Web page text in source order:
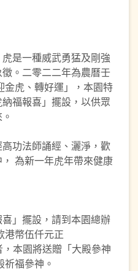
虎是一種威武勇猛及剛強
。二零二二年為農曆壬
金虎、轉好運」，本園特
福報喜」擺設，以供眾
高功法師誦經、灑淨，歡
為新一年虎年帶來健康
」擺設，請到本園總辦
港幣伍仟元正
，本園將送贈「大殿參神
福參神。